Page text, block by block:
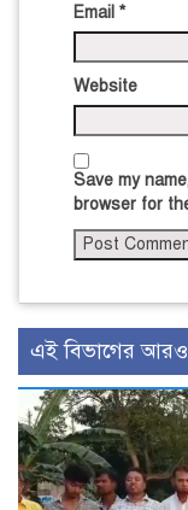
Email *
Website
Save my
browser for
এই বিভাগের